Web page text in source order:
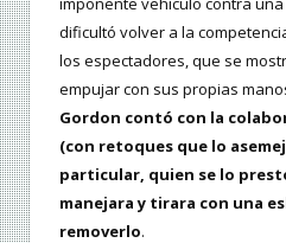
dificultó volver a la
los espectadores, que se
empujar con sus propias
Gordon contó con la
(con retoques que lo
particular, quien se lo
manejara y tirara con una
removerlo.